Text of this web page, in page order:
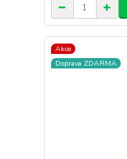
Akce
Doprava ZDARMA